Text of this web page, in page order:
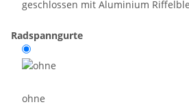
geschlossen mit Aluminium
Radspanngurte
ohne